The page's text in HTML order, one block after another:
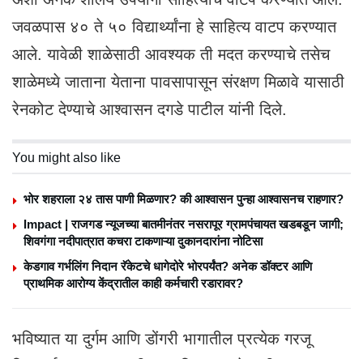
जवळपास ४० ते ५० विद्यार्थ्यांना हे साहित्य वाटप करण्यात
आले. यावेळी शाळेसाठी आवश्यक ती मदत करण्याचे तसेच
शाळेमध्ये जाताना येताना पावसापासून संरक्षण मिळावे यासाठी
रेनकोट देण्याचे आश्वासन दगडे पाटील यांनी दिले.
You might also like
भोर शहराला २४ तास पाणी मिळणार? की आश्वासन पुन्हा आश्वासनच राहणार?
Impact | राजगड न्यूजच्या बातमीनंतर नसरापूर ग्रामपंचायत खडबडून जागी;
शिवगंगा नदीपात्रात कचरा टाकणाऱ्या दुकानदारांना नोटिसा
केडगाव गर्भलिंग निदान रॅकेटचे धागेदोरे भोरपर्यंत? अनेक डॉक्टर आणि
प्राथमिक आरोग्य केंद्रातील काही कर्मचारी रडारावर?
भविष्यात या दुर्गम आणि डोंगरी भागातील प्रत्येक गरजू